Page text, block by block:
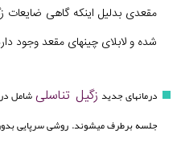
مقعدی بدلیل اینکه گاهی
شده و لابلای چینهای مقعد وجود
درمانهای جدید زگیل تناسلی شامل
جلسه برطرف میشوند. روشی سرپایی